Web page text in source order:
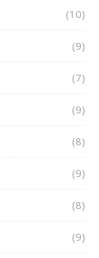
(10)
(9)
(7)
(9)
(8)
(9)
(8)
(9)